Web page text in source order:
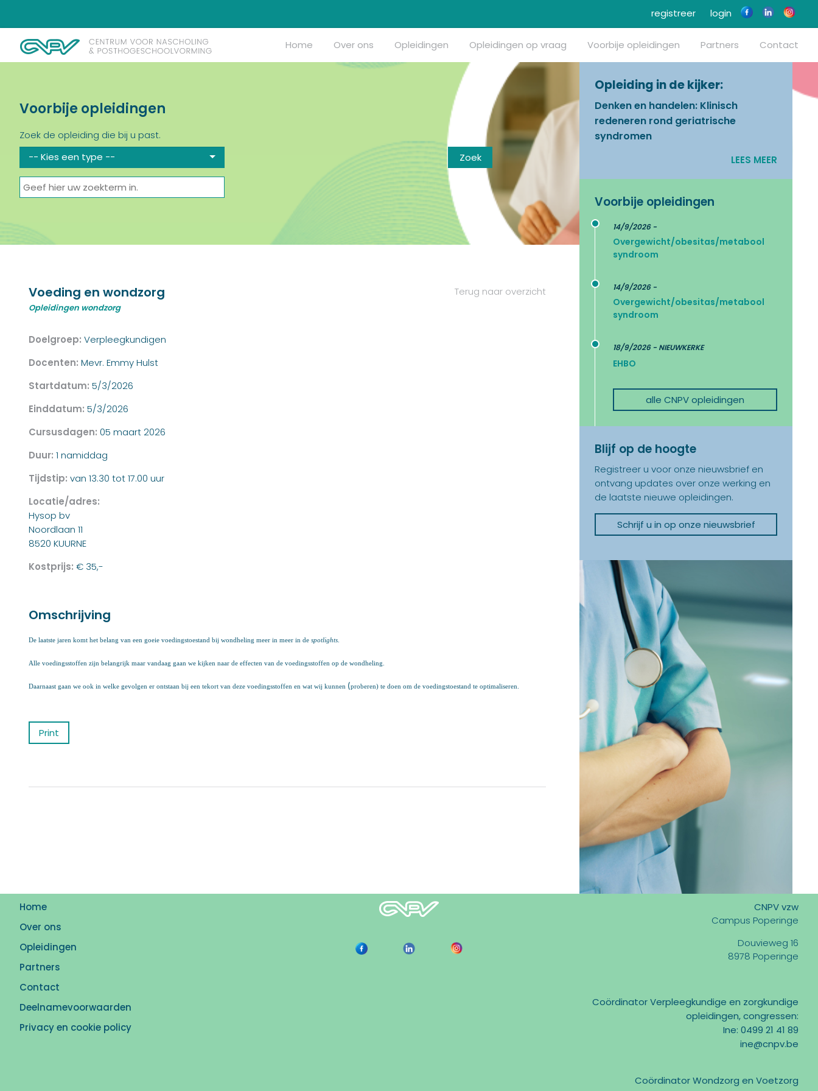
login
registreer
Home Over ons Opleidingen Opleidingen op vraag Voorbije opleidingen Partners Contact
Voorbije opleidingen
Zoek de opleiding die bij u past.
-- Kies een type --
Opleiding in de kijker:
Denken en handelen: Klinisch
redeneren rond geriatrische
syndromen
LEES MEER
Voorbije opleidingen
14/9/2026 -
Overgewicht/obesitas/metabool
syndroom
14/9/2026 -
Overgewicht/obesitas/metabool
syndroom
18/9/2026 - NIEUWKERKE
EHBO
alle CNPV opleidingen
Blijf op de hoogte
Registreer u voor onze nieuwsbrief en
ontvang updates over onze werking en
de laatste nieuwe opleidingen.
Schrijf u in op onze nieuwsbrief
Terug naar overzicht
Voeding en wondzorg
Opleidingen wondzorg
Doelgroep: Verpleegkundigen
Docenten: Mevr. Emmy Hulst
Startdatum: 5/3/2026
Einddatum: 5/3/2026
Cursusdagen: 05 maart 2026
Duur: 1 namiddag
Tijdstip: van 13.30 tot 17.00 uur
Locatie/adres:
Hysop bv
Noordlaan 11
8520 KUURNE
Kostprijs: € 35,-
Omschrijving
De laatste jaren komt het belang van een goeie voedingstoestand bij wondheling meer in meer in de spotlights.
Alle voedingsstoffen zijn belangrijk maar vandaag gaan we kijken naar de effecten van de voedingsstoffen op de wondheling.
Daarnaast gaan we ook in welke gevolgen er ontstaan bij een tekort van deze voedingsstoffen en wat wij kunnen (proberen) te doen om de voedingstoestand te optimaliseren.
Print
Home
Over ons
Opleidingen
Partners
Contact
Deelnamevoorwaarden
Privacy en cookie policy
CNPV vzw
Campus Poperinge
Douvieweg 16
8978 Poperinge
Coördinator Verpleegkundige en zorgkundige
opleidingen, congressen:
Ine: 0499 21 41 89
ine@cnpv.be
Coördinator Wondzorg en Voetzorg